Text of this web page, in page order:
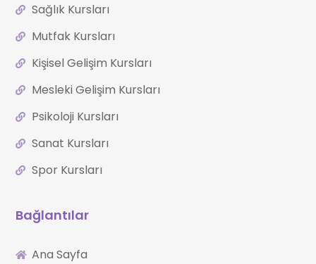
Sağlık Kursları
Mutfak Kursları
Kişisel Gelişim Kursları
Mesleki Gelişim Kursları
Psikoloji Kursları
Sanat Kursları
Spor Kursları
Bağlantılar
Ana Sayfa